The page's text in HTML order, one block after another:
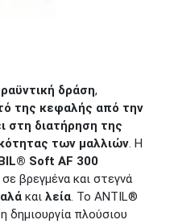
δράση,
της κεφαλής από την
στη διατήρηση της
των μαλλιών. Η
Soft AF 300
βρεγμένα και στεγνά
και λεία. Το ANTIL®
δημιουργία πλούσιου